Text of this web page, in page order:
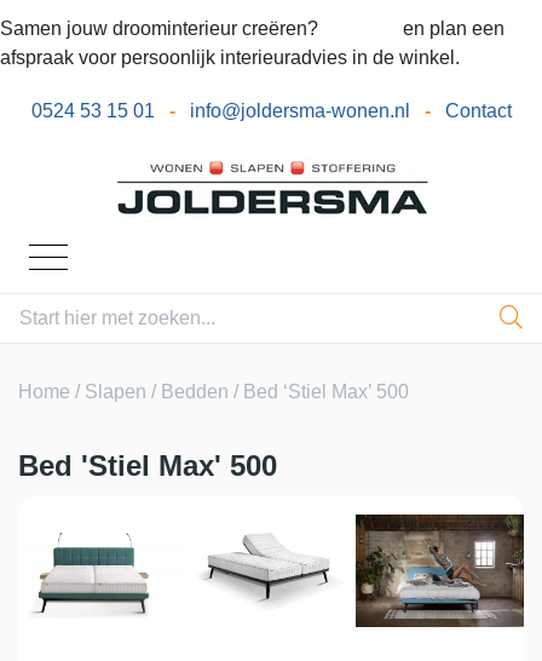
Samen jouw droominterieur creëren?
en plan een
afspraak voor persoonlijk interieuradvies in de winkel.
0524 53 15 01 - info@joldersma-wonen.nl - Contact
Home / Slapen / Bedden / Bed ‘Stiel Max’ 500
Bed 'Stiel Max' 500